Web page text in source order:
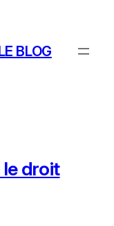
BLOG
le droit